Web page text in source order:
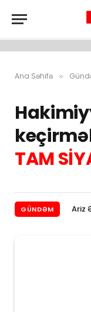
Ana Səhifə »
TAM
GÜNDƏM Ariz